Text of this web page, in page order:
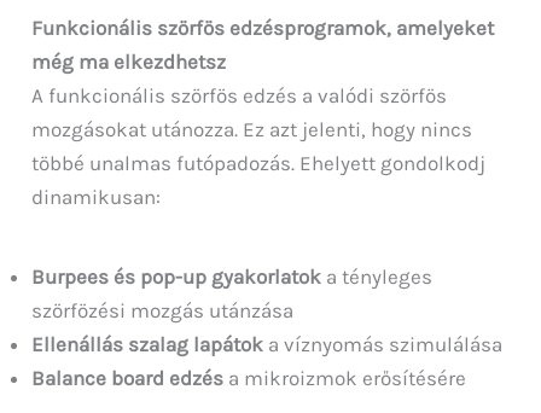
Funkcionális szörfös edzésprogramok, amelyeket
még ma elkezdhetsz
A funkcionális szörfös edzés a valódi szörfös
mozgásokat utánozza. Ez azt jelenti, hogy nincs
többé unalmas futópadozás. Ehelyett gondolkodj
dinamikusan:
Burpees és pop-up gyakorlatok a tényleges
szörfözési mozgás utánzása
Ellenállás szalag lapátok a víznyomás szimulálása
Balance board edzés a mikroizmok erősítésére